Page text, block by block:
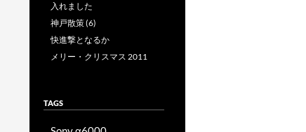
入れました
神戸散策 (6)
快進撃となるか
メリー・クリスマス 2011
TAGS